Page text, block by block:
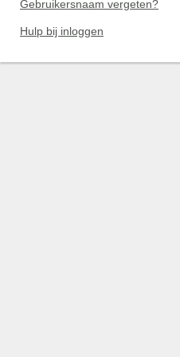
Gebruikersnaam vergeten?
Hulp bij inloggen